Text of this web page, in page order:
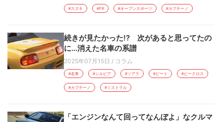
#スズキ #FR #オープンスポーツ #カプチーノ
続きが見たかった!? 次があると思ってたの
に…消えた名車の系譜
2025年07月15日 / コラム
#名車 #シルビア #ソアラ #ビート #ビークロス
#カプチーノ #ミストラル
「エンジンなんて回ってなんぼよ」なクルマ